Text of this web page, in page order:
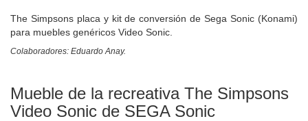
The Simpsons placa y kit de conversión de Sega Sonic (Konami)
para muebles genéricos Video Sonic.
Colaboradores: Eduardo Anay.
Mueble de la recreativa The Simpsons
Video Sonic de SEGA Sonic